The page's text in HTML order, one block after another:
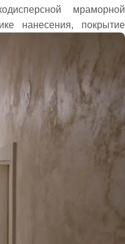
мраморной
нанесения, покрытие